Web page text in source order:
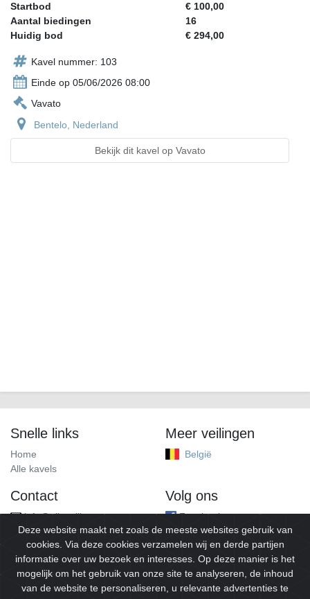
Startbod
€ 100,00
Aantal biedingen
16
Huidig bod
€ 294,00
Kavel nummer: 103
Einde op 05/06/2026 08:00
Vavato
Bentelo, Nederland
Bekijk dit kavel op Vavato
Snelle links
Home
Alle kavels
Meer veilingen
België
Contact
info@alleveilingen.net
Volg ons
Facebook
Deze website maakt net zoals de meeste websites gebruik van
cookies. Via deze cookies verzamelen wij en derde partijen
informatie over uw bezoek en interesses. Op deze manier is het
mogelijk om het gebruik van onze site te analyseren, de inhoud
van de website te personaliseren, u relevante advertenties te